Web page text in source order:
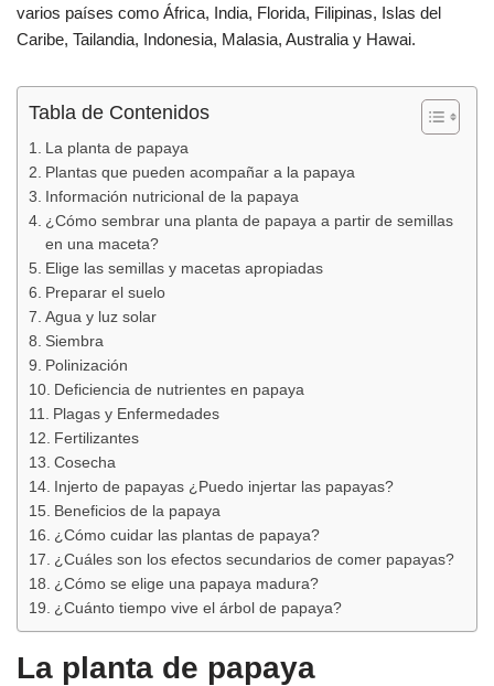
varios países como África, India, Florida, Filipinas, Islas del
Caribe, Tailandia, Indonesia, Malasia, Australia y Hawai.
Tabla de Contenidos
La planta de papaya
Plantas que pueden acompañar a la papaya
Información nutricional de la papaya
¿Cómo sembrar una planta de papaya a partir de semillas
en una maceta?
Elige las semillas y macetas apropiadas
Preparar el suelo
Agua y luz solar
Siembra
Polinización
Deficiencia de nutrientes en papaya
Plagas y Enfermedades
Fertilizantes
Cosecha
Injerto de papayas ¿Puedo injertar las papayas?
Beneficios de la papaya
¿Cómo cuidar las plantas de papaya?
¿Cuáles son los efectos secundarios de comer papayas?
¿Cómo se elige una papaya madura?
¿Cuánto tiempo vive el árbol de papaya?
La planta de papaya